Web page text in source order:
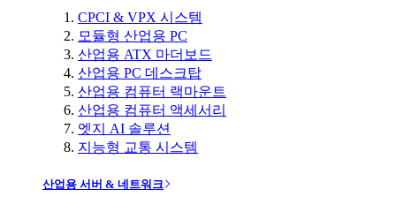
CPCI & VPX 시스템
모듈형 산업용 PC
산업용 ATX 마더보드
산업용 PC 데스크탑
산업용 컴퓨터 랙마운트
산업용 컴퓨터 액세서리
엣지 AI 솔루션
지능형 교통 시스템
산업용 서버 & 네트워크